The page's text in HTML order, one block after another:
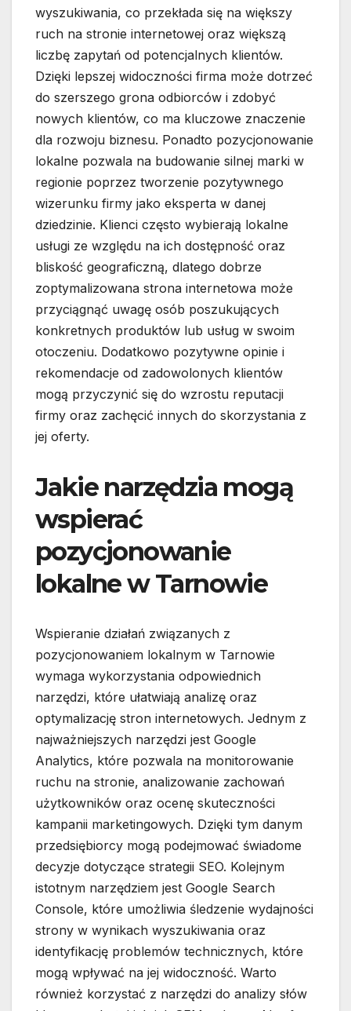
wyszukiwania, co przekłada się na większy
ruch na stronie internetowej oraz większą
liczbę zapytań od potencjalnych klientów.
Dzięki lepszej widoczności firma może dotrzeć
do szerszego grona odbiorców i zdobyć
nowych klientów, co ma kluczowe znaczenie
dla rozwoju biznesu. Ponadto pozycjonowanie
lokalne pozwala na budowanie silnej marki w
regionie poprzez tworzenie pozytywnego
wizerunku firmy jako eksperta w danej
dziedzinie. Klienci często wybierają lokalne
usługi ze względu na ich dostępność oraz
bliskość geograficzną, dlatego dobrze
zoptymalizowana strona internetowa może
przyciągnąć uwagę osób poszukujących
konkretnych produktów lub usług w swoim
otoczeniu. Dodatkowo pozytywne opinie i
rekomendacje od zadowolonych klientów
mogą przyczynić się do wzrostu reputacji
firmy oraz zachęcić innych do skorzystania z
jej oferty.
Jakie narzędzia mogą
wspierać
pozycjonowanie
lokalne w Tarnowie
Wspieranie działań związanych z
pozycjonowaniem lokalnym w Tarnowie
wymaga wykorzystania odpowiednich
narzędzi, które ułatwiają analizę oraz
optymalizację stron internetowych. Jednym z
najważniejszych narzędzi jest Google
Analytics, które pozwala na monitorowanie
ruchu na stronie, analizowanie zachowań
użytkowników oraz ocenę skuteczności
kampanii marketingowych. Dzięki tym danym
przedsiębiorcy mogą podejmować świadome
decyzje dotyczące strategii SEO. Kolejnym
istotnym narzędziem jest Google Search
Console, które umożliwia śledzenie wydajności
strony w wynikach wyszukiwania oraz
identyfikację problemów technicznych, które
mogą wpływać na jej widoczność. Warto
również korzystać z narzędzi do analizy słów